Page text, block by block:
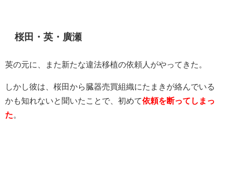
桜田・英・廣瀬
英の元に、また新たな違法移植の依頼人がやってきた。
しかし彼は、桜田から臓器売買組織にたまきが絡んでいる
かも知れないと聞いたことで、初めて依頼を断ってしまっ
た